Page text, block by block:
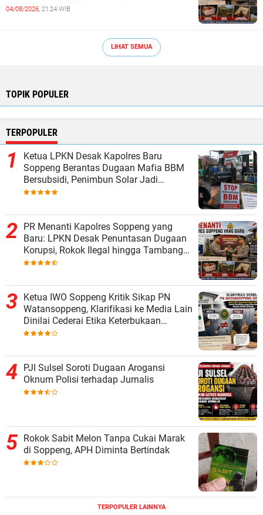
04/08/2026, 21:24 WIB
LIHAT SEMUA
TOPIK POPULER
TERPOPULER
Ketua LPKN Desak Kapolres Baru
Soppeng Berantas Dugaan Mafia BBM
Bersubsidi, Penimbun Solar Jadi
Sorotan
PR Menanti Kapolres Soppeng yang
Baru: LPKN Desak Penuntasan Dugaan
Korupsi, Rokok Ilegal hingga Tambang
Tak Berizin
Ketua IWO Soppeng Kritik Sikap PN
Watansoppeng, Klarifikasi ke Media Lain
Dinilai Cederai Etika Keterbukaan
Informasi
PJI Sulsel Soroti Dugaan Arogansi
Oknum Polisi terhadap Jurnalis
Rokok Sabit Melon Tanpa Cukai Marak
di Soppeng, APH Diminta Bertindak
TERPOPULER LAINNYA